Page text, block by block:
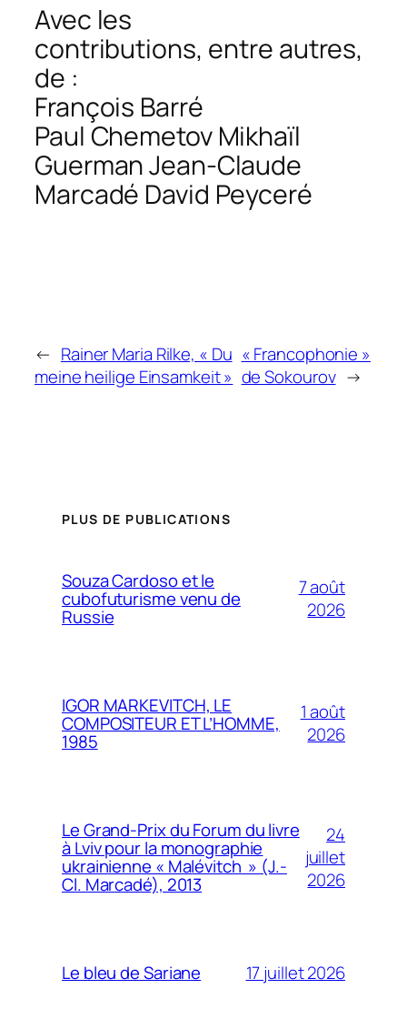
Avec les
contributions, entre autres,
de :
François Barré
Paul Chemetov Mikhaïl
Guerman Jean-Claude
Marcadé David Peyceré
← Rainer Maria Rilke, « Du
meine heilige Einsamkeit »
« Francophonie »
de Sokourov →
PLUS DE PUBLICATIONS
Souza Cardoso et le
cubofuturisme venu de
Russie
7 août
2026
IGOR MARKEVITCH, LE
COMPOSITEUR ET L’HOMME,
1985
1 août
2026
Le Grand-Prix du Forum du livre
à Lviv pour la monographie
ukrainienne « Malévitch » (J.-
Cl. Marcadé), 2013
24
juillet
2026
Le bleu de Sariane 17 juillet 2026